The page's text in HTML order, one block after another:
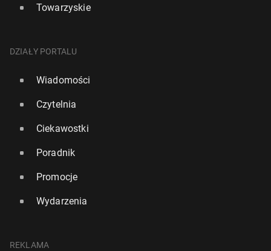
Towarzyskie
DZIAŁY PORTALU
Wiadomości
Czytelnia
Ciekawostki
Poradnik
Promocje
Wydarzenia
REKLAMA